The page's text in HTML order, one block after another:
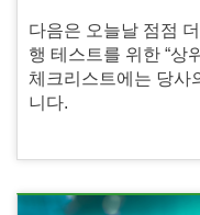
다음은 오늘날 점점
행 테스트를 위한 “상
체크리스트에는 당사
니다.